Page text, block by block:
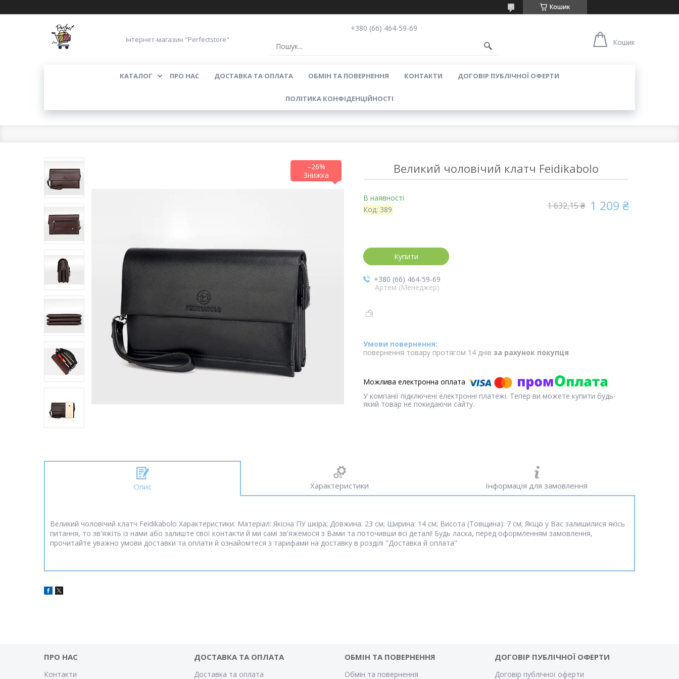
Кошик
Інтернет-магазин "Perfectstore"
+380 (66) 464-59-69
Кошик
КАТАЛОГ ПРО НАС ДОСТАВКА ТА ОПЛАТА ОБМІН ТА ПОВЕРНЕННЯ КОНТАКТИ ДОГОВІР ПУБЛІЧНОЇ ОФЕРТИ
ПОЛІТИКА КОНФІДЕНЦІЙНОСТІ
–26% Великий чоловічий клатч Feidikabolo
В наявності
Код: 389 1 632,15 ₴ 1 209 ₴
Купити
+380 (66) 464-59-69
Артем (Менеджер)
повернення товару протягом 14 днів за рахунок покупця
У компанії підключені електронні платежі. Тепер ви можете купити будь-
який товар не покидаючи сайту.
Опис Характеристики Інформація для замовлення
Великий чоловічий клатч Feidikabolo Характеристики: Матеріал: Якісна ПУ шкіра; Довжина: 23 см; Ширина: 14 см; Висота (Товщина): 7 см; Якщо у Вас залишилися якісь
питання, то зв'яжіть із нами або залиште свої контакти й ми самі зв'яжемося з Вами та поточивши всі деталі! Будь ласка, перед оформленням замовлення,
прочитайте уважно умови доставки та оплати й ознайомтеся з тарифами на доставку в розділі "Доставка й оплата"
ПРО НАС
Контакти
ДОСТАВКА ТА ОПЛАТА
Доставка та оплата
ОБМІН ТА ПОВЕРНЕННЯ
Обмін та повернення
ДОГОВІР ПУБЛІЧНОЇ ОФЕРТИ
Договір публічної оферти